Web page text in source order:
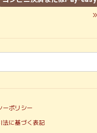
ーポリシー
法に基づく表記